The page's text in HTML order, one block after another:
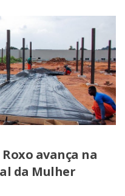
avança na
da Mulher